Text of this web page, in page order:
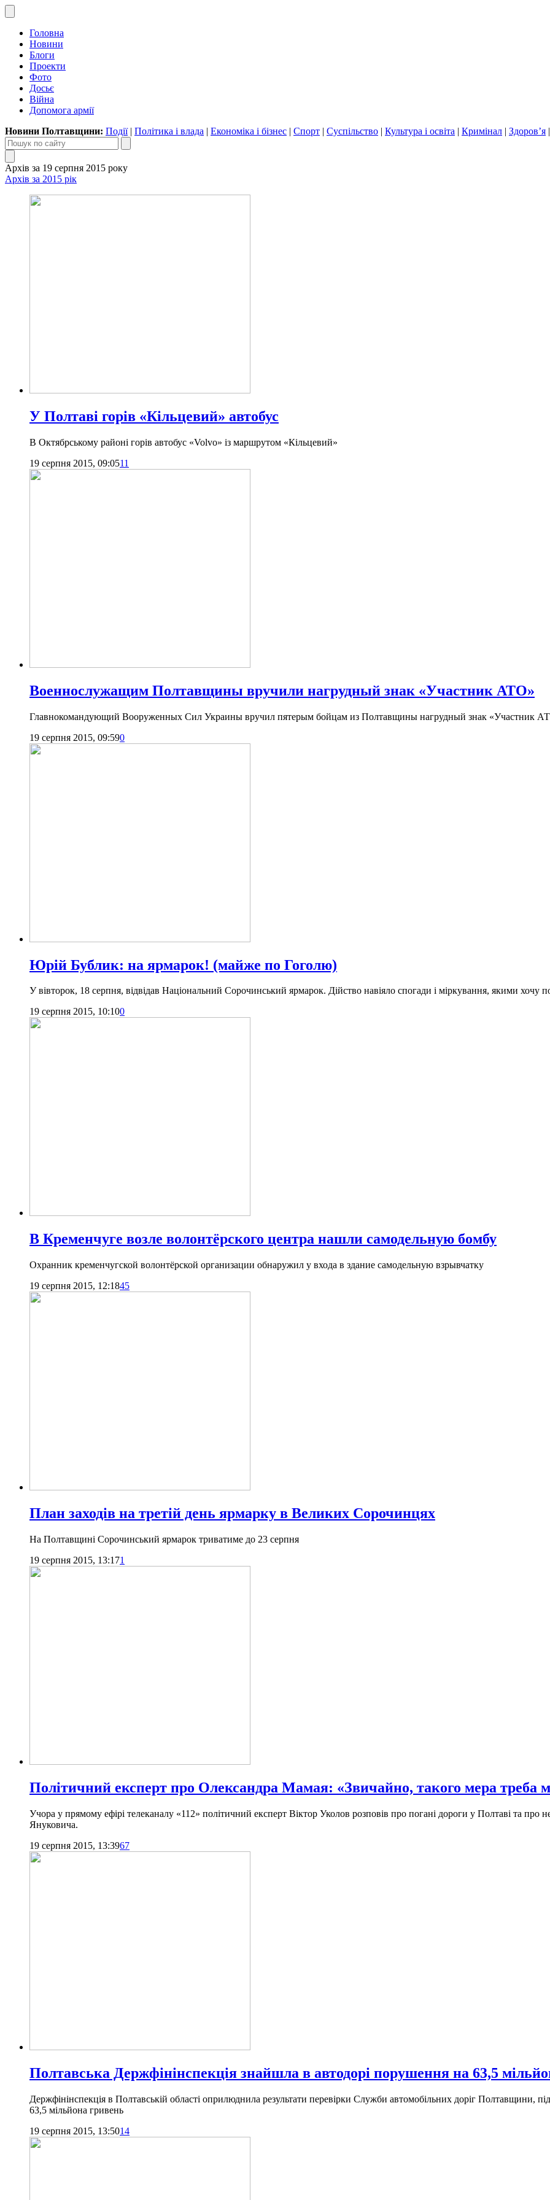
Головна
Новини
Блоги
Проекти
Фото
Досьє
Війна
Допомога армії
Новини Полтавщини: Події| Політика і влада | Економіка і бізнес | Спорт | Суспільство | Культура і освіта | Кримінал | Здоров’я
Архів за 19 серпня 2015 року
Архів за 2015 рік
У Полтаві горів «Кільцевий» автобус
В Октябрському районі горів автобус «Volvo» із маршрутом «Кільцевий»
19 серпня 2015, 09:0511
Военнослужащим Полтавщины вручили нагрудный знак «Участник АТО»
Главнокомандующий Вооруженных Сил Украины вручил пятерым бойцам из Полтавщины нагрудный знак «Участник
19 серпня 2015, 09:590
Юрій Бублик: на ярмарок! (майже по Гоголю)
У вівторок, 18 серпня, відвідав Національний Сорочинський ярмарок. Дійство навіяло спогади і міркування, якими хочу
19 серпня 2015, 10:100
В Кременчуге возле волонтёрского центра нашли самодельную бомбу
Охранник кременчугской волонтёрской организации обнаружил у входа в здание самодельную взрывчатку
19 серпня 2015, 12:1845
План заходів на третій день ярмарку в Великих Сорочинцях
На Полтавщині Сорочинський ярмарок триватиме до 23 серпня
19 серпня 2015, 13:171
Політичний експерт про Олександра Мамая: «Звичайно, такого мера треба
Учора у прямому ефірі телеканалу «112» політичний експерт Віктор Уколов розповів про погані дороги у Полтаві та про
Януковича.
19 серпня 2015, 13:3967
Полтавська Держфінінспекція знайшла в автодорі порушення на 63,5
Держфінінспекція в Полтавській області оприлюднила результати перевірки Служби автомобільних доріг Полтавщини,
63,5 мільйона гривень
19 серпня 2015, 13:5014